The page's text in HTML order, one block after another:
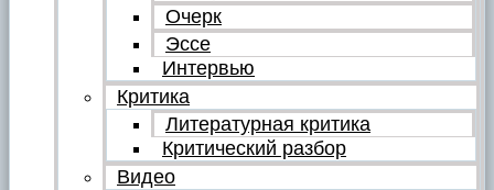
Очерк
Эссе
Интервью
Критика
Литературная критика
Критический разбор
Видео